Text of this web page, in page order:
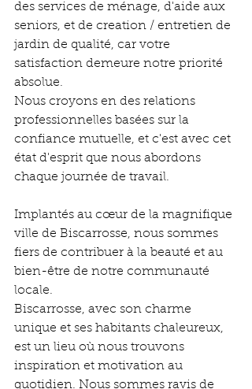
des services de ménage, d'aide aux
seniors, et de creation / entretien de
jardin de qualité, car votre
satisfaction demeure notre priorité
absolue.
Nous croyons en des relations
professionnelles basées sur la
confiance mutuelle, et c'est avec cet
état d'esprit que nous abordons
chaque journée de travail.
Implantés au cœur de la magnifique
ville de Biscarrosse, nous sommes
fiers de contribuer à la beauté et au
bien-être de notre communauté
locale.
Biscarrosse, avec son charme
unique et ses habitants chaleureux,
est un lieu où nous trouvons
inspiration et motivation au
quotidien. Nous sommes ravis de